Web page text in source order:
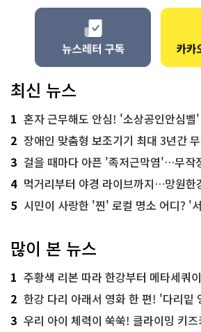
최신 뉴스
1 혼자 근무해도 안심! '소상공인안심벨
2 장애인 맞춤형 보조기기 최대 3년간 무상
3 걸을 때마다 아픈 '족저근막염'…무작정 참
4 먹거리부터 야경 라이브까지…망원한
5 시민이 사랑한 '찐' 로컬 명소 어디? '서
많이 본 뉴스
1 주황색 리본 따라 한강부터 메타세쿼이아 숲길
2 한강 다리 아래서 영화 한 편! '다리밑
3 우리 아이 체력이 쑥쑥! 클라이밍 키즈